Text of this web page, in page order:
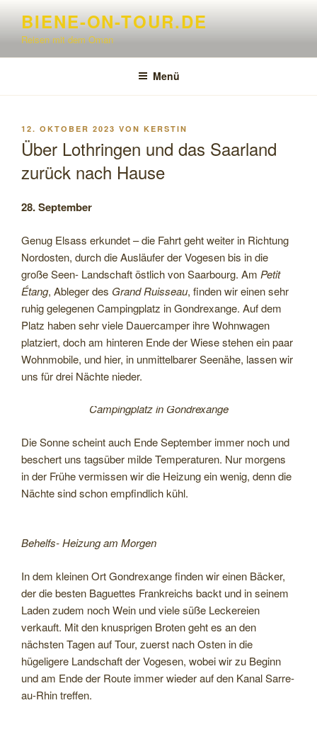
springen
BIENE-ON-TOUR.DE
Reisen mit dem Oman
Menü
VERÖFFENTLICHT
AM
12. OKTOBER 2023 VON KERSTIN
Über Lothringen und das Saarland
zurück nach Hause
28. September
Genug Elsass erkundet – die Fahrt geht weiter in Richtung
Nordosten, durch die Ausläufer der Vogesen bis in die
große Seen- Landschaft östlich von Saarbourg. Am Petit
Étang, Ableger des Grand Ruisseau, finden wir einen sehr
ruhig gelegenen Campingplatz in Gondrexange. Auf dem
Platz haben sehr viele Dauercamper ihre Wohnwagen
platziert, doch am hinteren Ende der Wiese stehen ein paar
Wohnmobile, und hier, in unmittelbarer Seenähe, lassen wir
uns für drei Nächte nieder.
Campingplatz in Gondrexange
Die Sonne scheint auch Ende September immer noch und
beschert uns tagsüber milde Temperaturen. Nur morgens
in der Frühe vermissen wir die Heizung ein wenig, denn die
Nächte sind schon empfindlich kühl.
Behelfs- Heizung am Morgen
In dem kleinen Ort Gondrexange finden wir einen Bäcker,
der die besten Baguettes Frankreichs backt und in seinem
Laden zudem noch Wein und viele süße Leckereien
verkauft. Mit den knusprigen Broten geht es an den
nächsten Tagen auf Tour, zuerst nach Osten in die
hügeligere Landschaft der Vogesen, wobei wir zu Beginn
und am Ende der Route immer wieder auf den Kanal Sarre-
au-Rhin treffen.